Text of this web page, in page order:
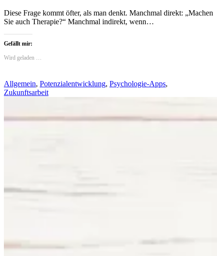
Diese Frage kommt öfter, als man denkt. Manchmal direkt: „Machen
Sie auch Therapie?“ Manchmal indirekt, wenn…
Gefällt mir:
Wird geladen …
Allgemein, Potenzialentwicklung, Psychologie-Apps,
Zukunftsarbeit